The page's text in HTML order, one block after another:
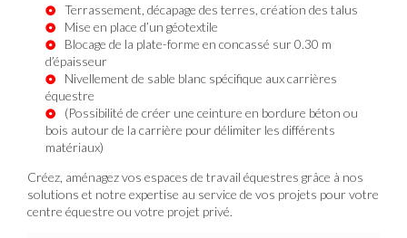
Terrassement, décapage des terres, création des talus
Mise en place d’un géotextile
Blocage de la plate-forme en concassé sur 0.30 m
d’épaisseur
Nivellement de sable blanc spécifique aux carrières
équestre
(Possibilité de créer une ceinture en bordure béton ou
bois autour de la carrière pour délimiter les différents
matériaux)
Créez, aménagez vos espaces de travail équestres grâce à nos
solutions et notre expertise au service de vos projets pour votre
centre équestre ou votre projet privé.